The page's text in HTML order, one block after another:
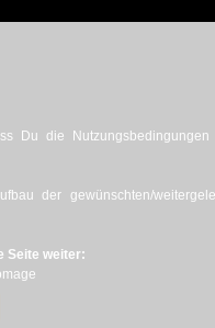
Du die
der gewünschten/
Seite weiter: